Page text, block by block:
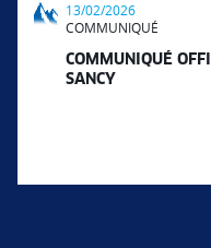
13/02/2026
COMMUNIQUÉ
COMMUNIQUÉ
SANCY